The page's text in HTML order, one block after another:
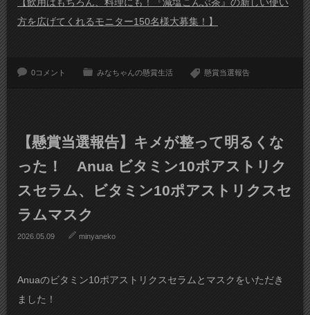
方を広げてくれるモニター150名様大募集！】
0コメント みなちゃんの懸賞生活 懸賞当選報告
【懸賞当選報告】キメが整って明るくな
った！ Anua ビタミン10ポアストリク
スセラム、ビタミン10ポアストリクスセ
ラムマスク
2026.05.09 minyaneko
Anuaのビタミン10ポアストリクスセラムとマスクをいただき
ました！